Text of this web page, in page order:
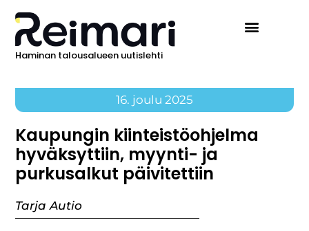
Haminan talousalueen uutislehti
16. joulu 2025
Kaupungin kiinteistöohjelma
hyväksyttiin, myynti- ja
purkusalkut päivitettiin
Tarja Autio